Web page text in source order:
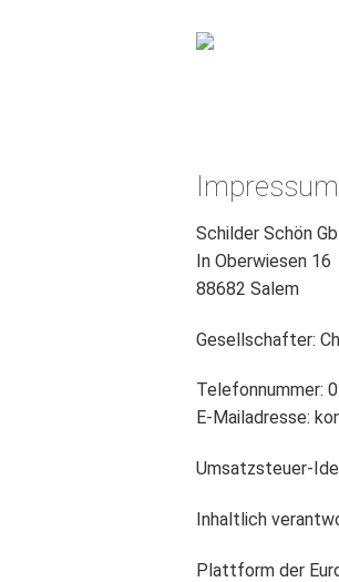
Impressum
Schilder Schön
In Oberwiesen 16
88682 Salem
Gesellschafter:
Telefonnummer:
E-Mailadresse:
Umsatzsteuer-
Inhaltlich
Plattform der